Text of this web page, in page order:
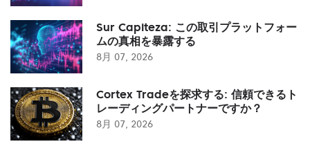
Sur Capiteza: この取引プラットフォー
ムの真相を暴露する
8月 07, 2026
Cortex Tradeを探求する: 信頼できるト
レーディングパートナーですか？
8月 07, 2026